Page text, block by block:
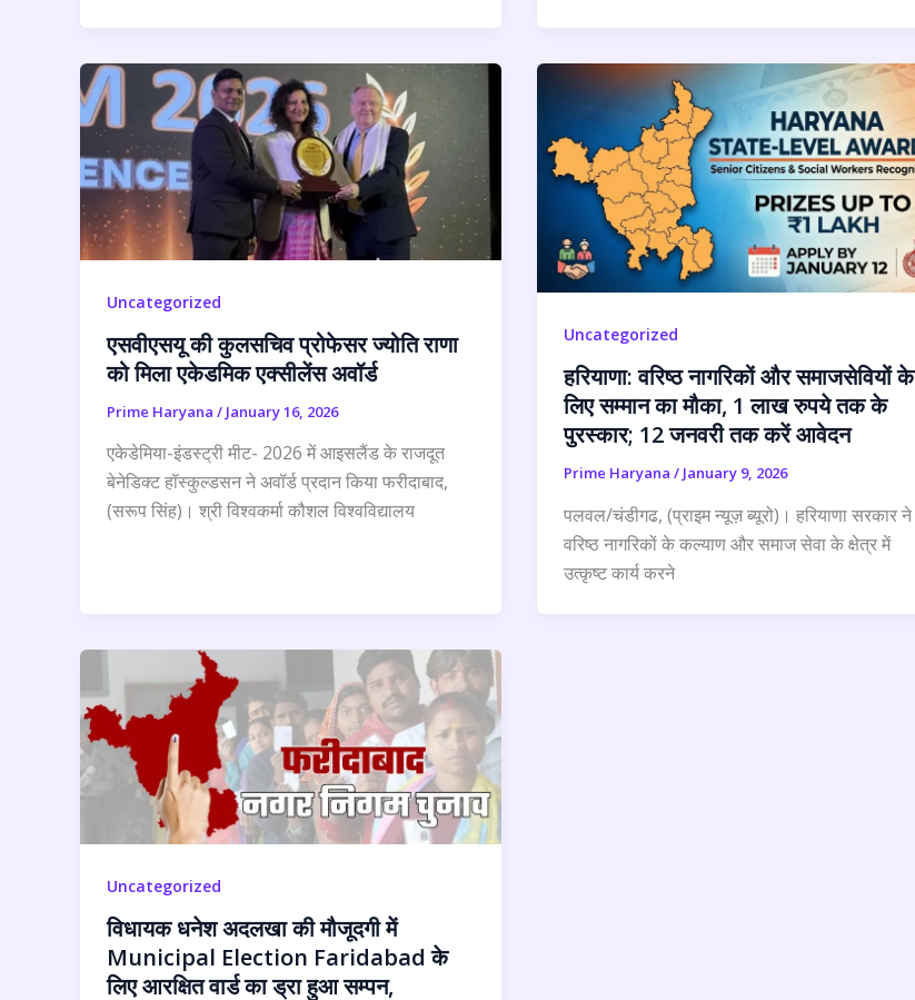
Uncategorized
एसवीएसयू की कुलसचिव प्रोफेसर ज्योति राणा
को मिला एकेडमिक एक्सीलेंस अवॉर्ड
Prime Haryana / January 16, 2026
एकेडेमिया-इंडस्ट्री मीट- 2026 में आइसलैंड के राजदूत
बेनेडिक्ट हॉस्कुल्डसन ने अवॉर्ड प्रदान किया फरीदाबाद,
(सरूप सिंह)। श्री विश्वकर्मा कौशल विश्वविद्यालय
Uncategorized
हरियाणा: वरिष्ठ नागरिकों और समाजसेवियों के
लिए सम्मान का मौका, 1 लाख रुपये तक के
पुरस्कार; 12 जनवरी तक करें आवेदन
Prime Haryana / January 9, 2026
पलवल/चंडीगढ, (प्राइम न्यूज़ ब्यूरो)। हरियाणा सरकार ने
वरिष्ठ नागरिकों के कल्याण और समाज सेवा के क्षेत्र में
उत्कृष्ट कार्य करने
Uncategorized
विधायक धनेश अदलखा की मौजूदगी में
Municipal Election Faridabad के
लिए आरक्षित वार्ड का ड्रा हुआ सम्पन,